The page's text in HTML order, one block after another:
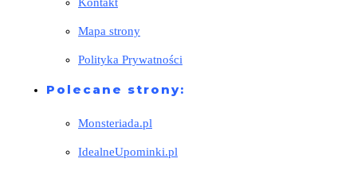
Mapa strony
Polityka Prywatności
Polecane strony:
Monsteriada.pl
IdealneUpominki.pl